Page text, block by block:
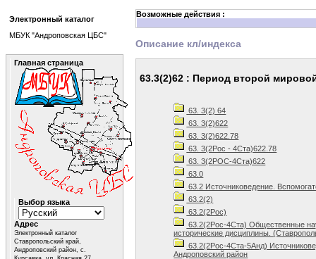
Возможные действия :
Описание кл/индекса
63.3(2)62 : Период второй
63. 3(2) 64
63. 3(2)622
63. 3(2)622.78
63. 3(2Рос - 4Ста)622.78
63. 3(2РОС-4Ста)622
63.0
63.2 Источниковедение.
63.2(2)
63.2(2Рос)
63.2(2Рос-4Ста) Общественные
исторические дисциплины.
63.2(2Рос-4Ста-5Анд)
Андроповский район
Электронный каталог
МБУК "Андроповская ЦБС"
Главная страница
Выбор языка
Адрес
Электронный каталог
Ставропольский край,
Андроповский район, с.